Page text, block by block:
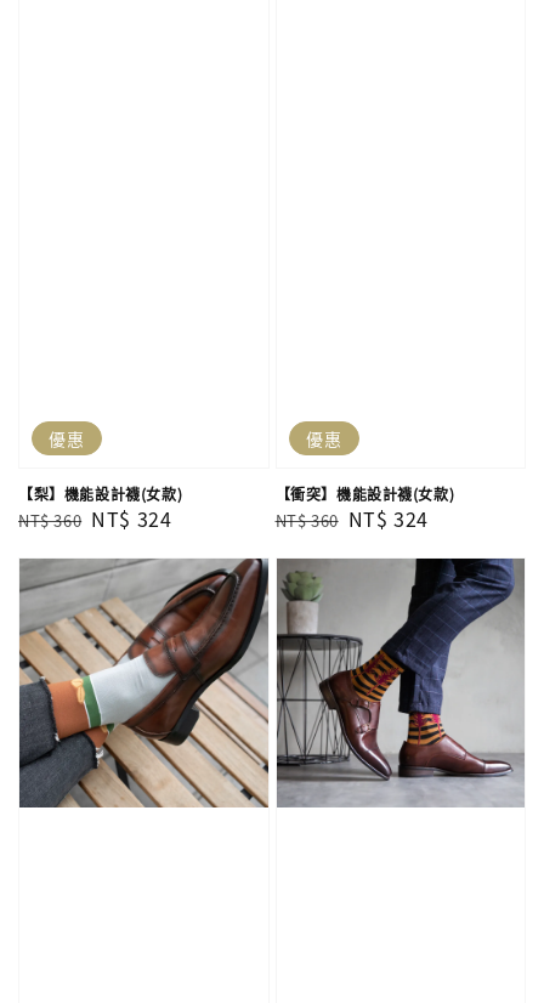
優惠
【梨】機能設計襪(女款)
Regular
NT$ 360 Sale
NT$ 324
優惠
【衝突】機能設計襪(女款)
Regular
NT$ 360 Sale
NT$ 324